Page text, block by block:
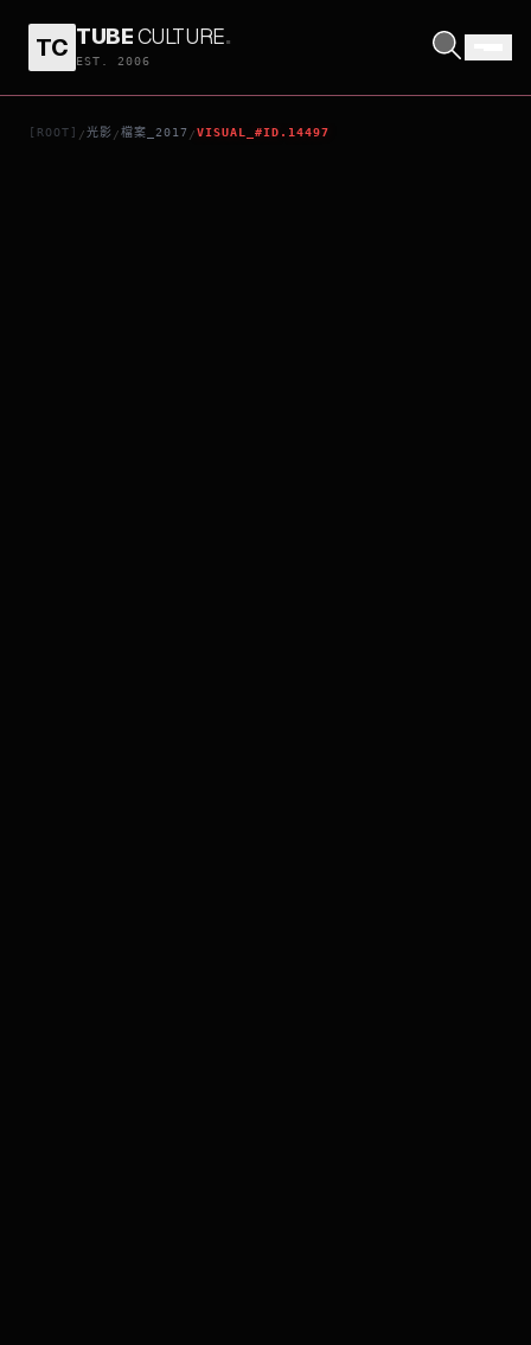
TC TUBECULTURE.
EST. 2006
[ROOT] /光影 /檔案_2017 /VISUAL_#ID.14497
人造天劫